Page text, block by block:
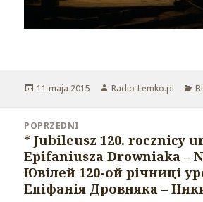
Opublikowano
11 maja 2015 Autor
Radio-Lemko.pl
wpisu
POPRZEDNI
Poprzedni
wpis:
* Jubileusz 120. rocznicy
Epifaniusza Drowniaka –
Ювілей 120-ой річниці
Епіфанія Дровняка –